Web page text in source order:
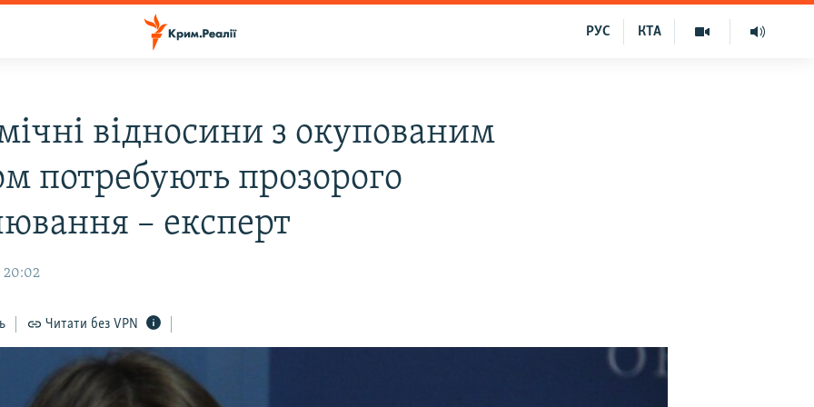
КТА
РУС
відносини з окупованим
потребують прозорого
– експерт
20:02
Читати без VPN